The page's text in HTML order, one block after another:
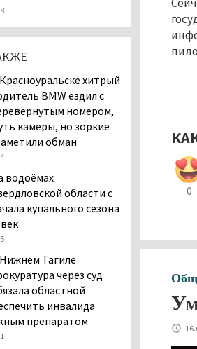
0
дело о
при
ИЖС в Нижнем
подвергся
БПЛА, восемь из
были сбиты, три
логистического
спасатели
заблудившемуся
мужчине найти
района
Тагила
дело в
НТ» из-за
хитрый
BMW ездил с
номером,
камеры, но зоркие
обман
водоёмах
области с
купального сезона
Тагиле
через суд
областной
инвалида
препаратом